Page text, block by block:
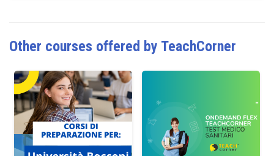
Other courses offered by TeachCorner